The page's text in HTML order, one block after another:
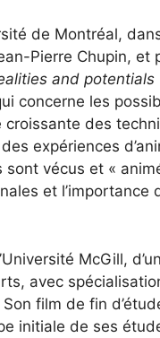
de Montréal,
Pierre Chupin, et
and
concerne les
des
expériences
vécus et «
et l’importance
McGill,
avec
film de fin
initiale de ses